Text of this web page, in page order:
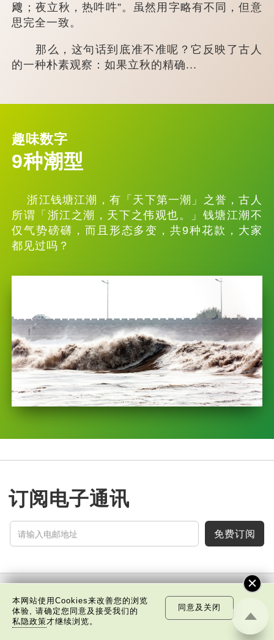
飕；夜立秋，热吽吽”。虽然用字略有不同，但意
思完全一致。
那么，这句话到底准不准呢？它反映了古人
的一种朴素观察：如果立秋的精确...
趣味数字
9种潮型
浙江钱塘江潮，有「天下第一潮」之誉，古人
所谓「浙江之潮，天下之伟观也。」钱塘江潮不
仅气势磅礴，而且形态多变，共9种花款，大家
都见过吗？
订阅电子通讯
免费订阅
中国科技 乐活湾区 潮游生活 通识中国 非凡人事
文化精华 焦点纵览
本网站使用Cookies来改善您的浏览
体验, 请确定您同意及接受我们的
私隐政策才继续浏览。
同意及关闭